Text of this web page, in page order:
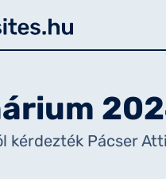
kérdezték Pácser